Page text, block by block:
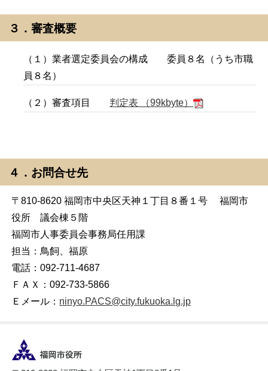
３．審査概要
（１）業者選定委員会の構成 委員８名（うち市職
員８名）
（２）審査項目 判定表 （99kbyte）
４．お問合せ先
〒810-8620 福岡市中央区天神１丁目８番１号 福岡市
役所 議会棟５階
福岡市人事委員会事務局任用課
担当：鳥飼、福原
電話：092-711-4687
ＦＡＸ：092-733-5866
Ｅメール： ninyo.PACS@city.fukuoka.lg.jp